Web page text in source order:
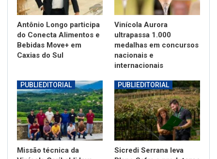
Antônio Longo participa
do Conecta Alimentos e
Bebidas Move+ em
Caxias do Sul
Vinícola Aurora
ultrapassa 1.000
medalhas em concursos
nacionais e
internacionais
PUBLIEDITORIAL
Missão técnica da
PUBLIEDITORIAL
Sicredi Serrana leva